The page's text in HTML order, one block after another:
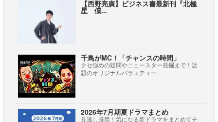
【西野亮廣】ビジネス書最新刊『北極
星 僕...
千鳥がMC！「チャンスの時間」
クセ強めの疑問やニュースター発掘まで！話
題のオリジナルバラエティー
2026年7月期夏ドラマまとめ
見逃し厳禁！気になる新ドラマをまとめてチ